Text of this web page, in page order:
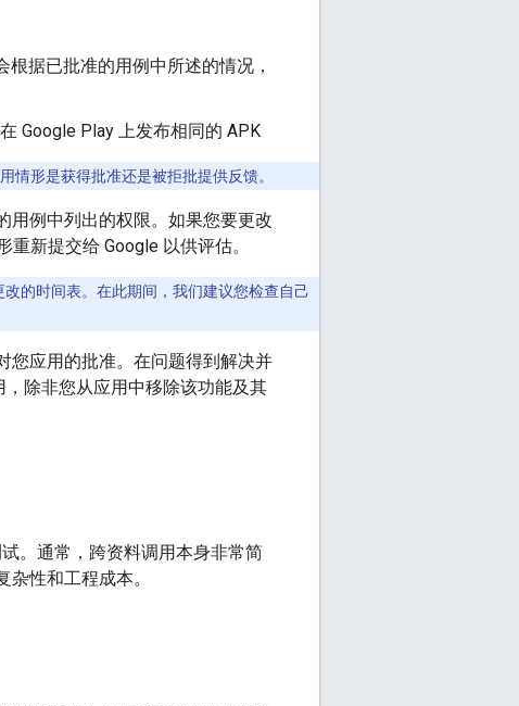
据已批准的用例中所述的情况，
Google Play 上发布相同的 APK
情形是获得批准还是被拒批提供反馈。
用例中列出的权限。如果您要更改
新提交给 Google 以供评估。
的时间表。在此期间，我们建议您检查自己
您应用的批准。在问题得到解决并
除非您从应用中移除该功能及其
。通常，跨资料调用本身非常简
性和工程成本。